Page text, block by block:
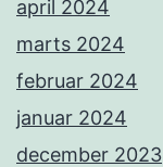
april 2024
marts 2024
februar 2024
januar 2024
december 2023